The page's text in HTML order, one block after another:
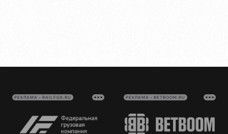
РЕКЛАМА • RAILFGK.RU РЕКЛАМА • BETBOOM.RU